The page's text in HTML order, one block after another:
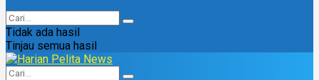
Tidak ada hasil
Tinjau semua hasil